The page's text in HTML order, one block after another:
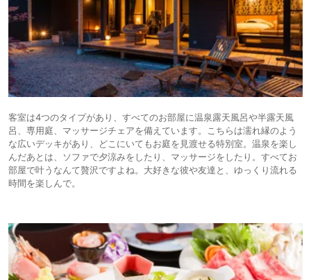
客室は4つのタイプがあり、すべてのお部屋に温泉露天風呂や半露天風
呂、専用庭、マッサージチェアを備えています。こちらは濡れ縁のよう
な広いデッキがあり、どこにいてもお庭を見渡せる特別室。温泉を楽し
んだあとは、ソファで夕涼みをしたり、マッサージをしたり。すべてお
部屋で叶うなんて贅沢ですよね。大好きな彼や友達と、ゆっくり流れる
時間を楽しんで。